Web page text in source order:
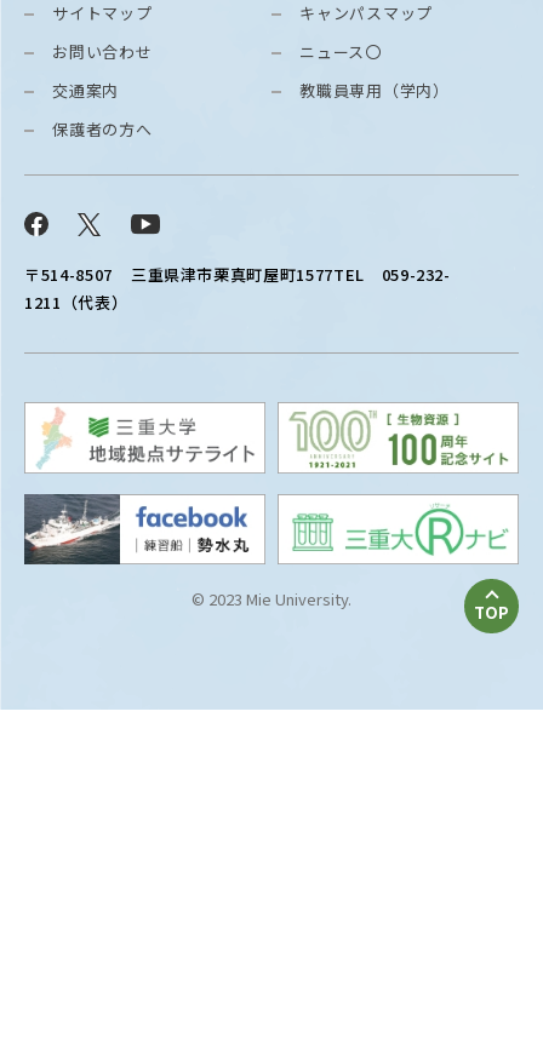
〒514-8507 三重県津市栗真町屋町1577TEL 059-232-
1211（代表）
サイトマップ
お問い合わせ
交通案内
保護者の方へ
Facebook
キャンパスマップ
ニュース〇
教職員専用（学内）
© 2023 Mie University.
TOP